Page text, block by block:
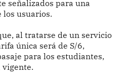
señalizados para una
los usuarios.
al tratarse de un servicio
única será de S/6,
para los estudiantes,
vigente.